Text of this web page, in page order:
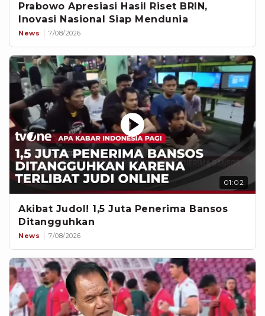
Prabowo Apresiasi Hasil Riset BRIN,
Inovasi Nasional Siap Mendunia
News 7/08/2026
01:02
Akibat Judol! 1,5 Juta Penerima Bansos
Ditangguhkan
News 7/08/2026